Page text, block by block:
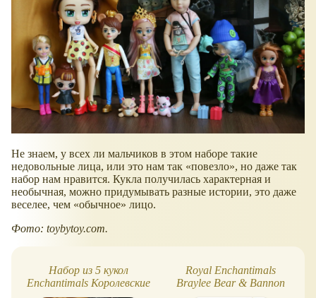
Не знаем, у всех ли мальчиков в этом наборе такие
недовольные лица, или это нам так
повезло , но даже так
набор нам нравится. Кукла получилась характерная и
необычная, можно придумывать разные истории, это даже
веселее, чем
обычное
лицо.
Фото: toybytoy.com.
Набор из 5 кукол
Enchantimals Королевские
Royal Enchantimals
Braylee Bear & Bannon